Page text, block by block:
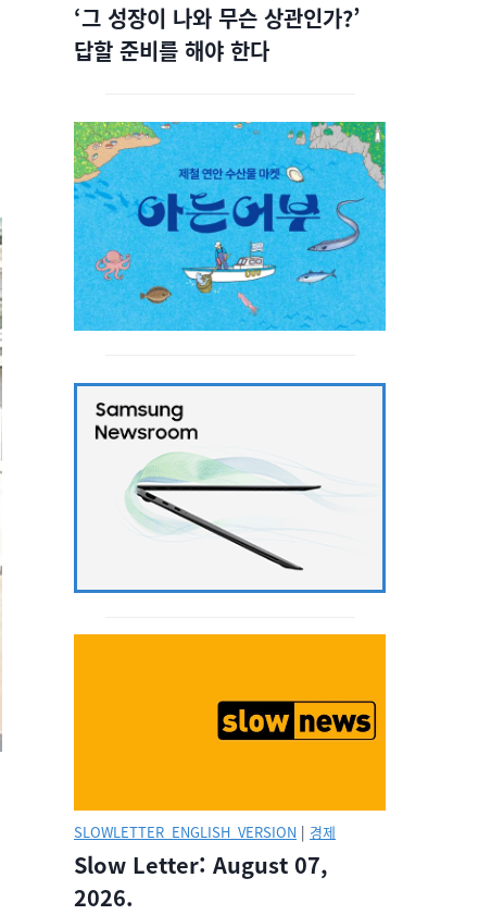
‘그 성장이 나와 무슨 상관인가?’
답할 준비를 해야 한다
SLOWLETTER_ENGLISH_VERSION | 경제
Slow Letter: August 07,
2026.